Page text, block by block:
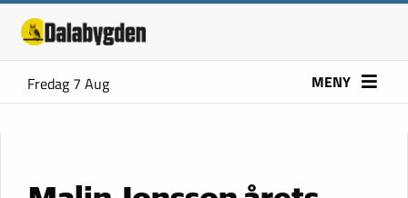
Fredag 7 Aug MENY